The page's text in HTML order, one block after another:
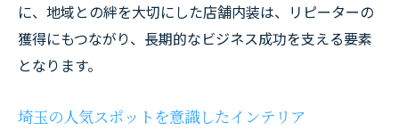
に、地域との絆を大切にした店舗内装は、リピーターの
獲得にもつながり、長期的なビジネス成功を支える要素
となります。
埼玉の人気スポットを意識したインテリア